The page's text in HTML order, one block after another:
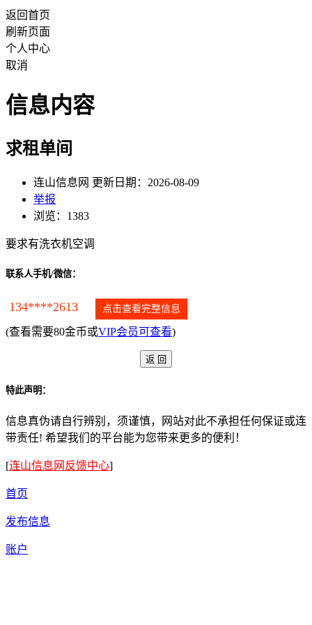
返回首页
刷新页面
个人中心
取消
信息内容
求租单间
连山信息网 更新日期：2026-08-09
举报
浏览：1383
要求有洗衣机空调
联系人手机/微信：
134****2613 点击查看完整信息
(查看需要80金币或VIP会员可查看)
特此声明：
信息真伪请自行辨别，须谨慎，网站对此不承担任何保证或连
带责任! 希望我们的平台能为您带来更多的便利！
[连山信息网反馈中心]
首页
发布信息
账户